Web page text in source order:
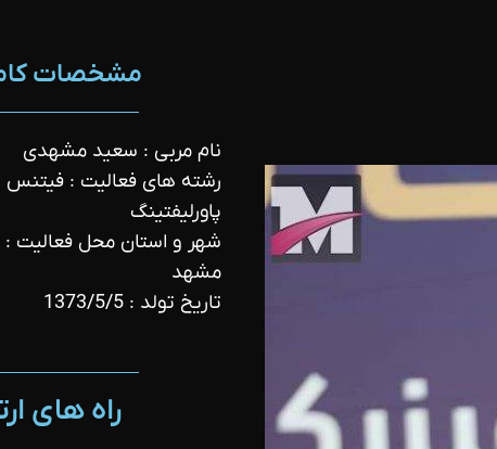
مشخصات
نام مربی : سعید مشهدی
رشته های فعالیت : فیتنس
پاورلیفتینگ
شهر و استان محل فعالیت :
مشهد
تاریخ تولد : 1373/5/5
راه های